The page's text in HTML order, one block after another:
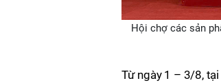
Hội chợ các sản
Từ ngày 1 – 3/8, tại